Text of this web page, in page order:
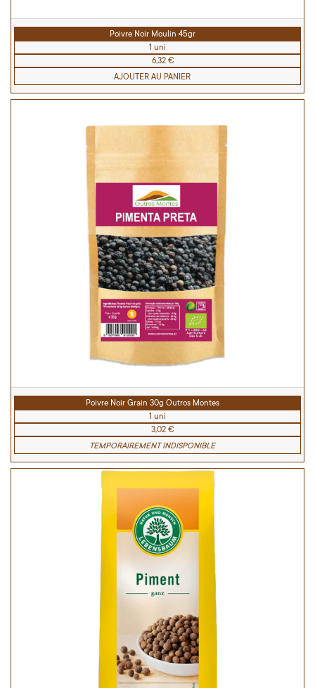
Poivre Noir Moulin 45gr
1 uni
6,32 €
AJOUTER AU PANIER
Poivre Noir Grain 30g Outros Montes
1 uni
3,02 €
TEMPORAIREMENT INDISPONIBLE